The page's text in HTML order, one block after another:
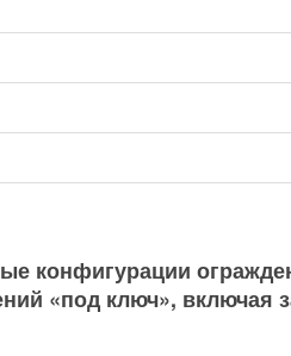
конфигурации
«под ключ», включая